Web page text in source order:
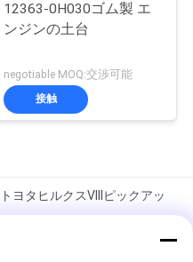
12363-0H030ゴム製 エ
ンジンの土台
negotiable MOQ:交渉可能
接触
ヨタヒルクスVIIIピックアッ
ALPHARD / VELLFIRE